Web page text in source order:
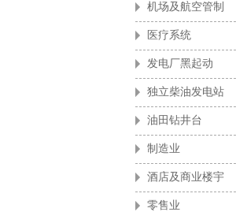
机场及航空管制
医疗系统
发电厂黑起动
独立柴油发电站
油田钻井台
制造业
酒店及商业楼宇
零售业